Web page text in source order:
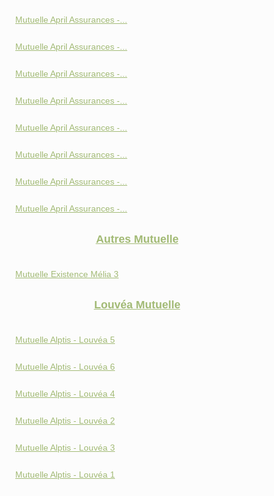
Mutuelle April Assurances -...
Mutuelle April Assurances -...
Mutuelle April Assurances -...
Mutuelle April Assurances -...
Mutuelle April Assurances -...
Mutuelle April Assurances -...
Mutuelle April Assurances -...
Mutuelle April Assurances -...
Autres Mutuelle
Mutuelle Existence Mélia 3
Louvéa Mutuelle
Mutuelle Alptis - Louvéa 5
Mutuelle Alptis - Louvéa 6
Mutuelle Alptis - Louvéa 4
Mutuelle Alptis - Louvéa 2
Mutuelle Alptis - Louvéa 3
Mutuelle Alptis - Louvéa 1